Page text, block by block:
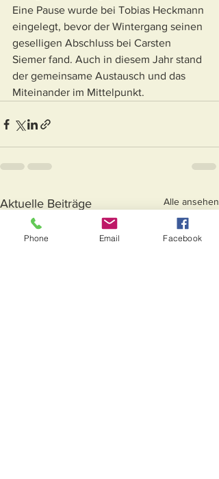
Eine Pause wurde bei Tobias Heckmann
eingelegt, bevor der Wintergang seinen
geselligen Abschluss bei Carsten
Siemer fand. Auch in diesem Jahr stand
der gemeinsame Austausch und das
Miteinander im Mittelpunkt.
Aktuelle Beiträge Alle ansehen
Phone Email Facebook